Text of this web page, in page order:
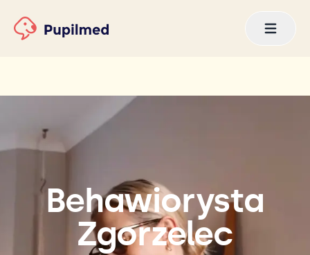
Behawiorysta
Zgorzelec